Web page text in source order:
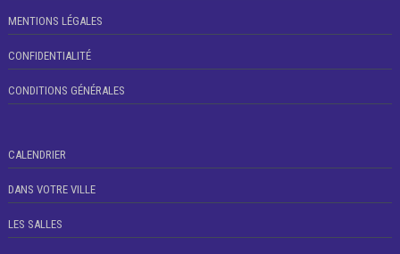
MENTIONS LÉGALES
CONFIDENTIALITÉ
CONDITIONS GÉNÉRALES
CALENDRIER
DANS VOTRE VILLE
LES SALLES